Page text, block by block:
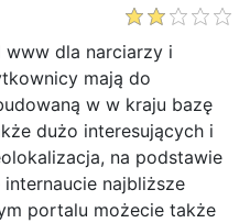
dla narciarzy i
mają do
w w kraju bazę
dużo interesujących i
na podstawie
najbliższe
portalu możecie także